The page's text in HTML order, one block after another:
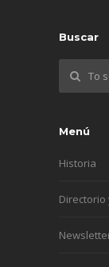
Buscar
Menú
Historia
Directorio